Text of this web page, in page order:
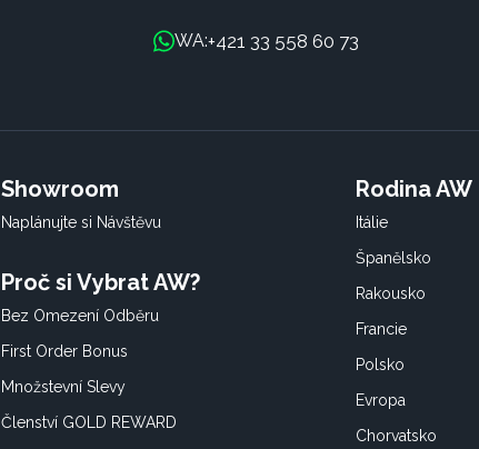
WA:+421 33 558 60 73
Showroom
Naplánujte si Návštěvu
Proč si Vybrat AW?
Bez Omezení Odběru
First Order Bonus
Množstevní Slevy
Členství GOLD REWARD
Rodina AW
Itálie
Španělsko
Rakousko
Francie
Polsko
Evropa
Chorvatsko